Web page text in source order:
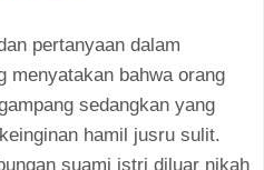
pertanyaan dalam
menyatakan bahwa orang
sedangkan yang
hamil jusru sulit.
suami istri diluar nikah